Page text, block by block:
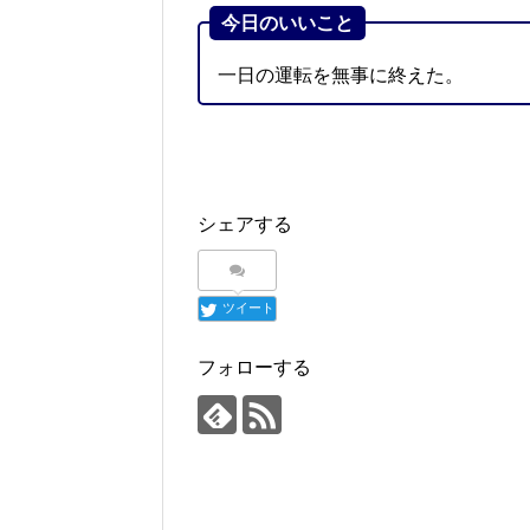
今日のいいこと
一日の運転を無事に終えた。
シェアする
ツイート
フォローする